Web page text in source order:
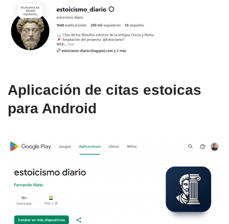
Aplicación de citas estoicas
para Android